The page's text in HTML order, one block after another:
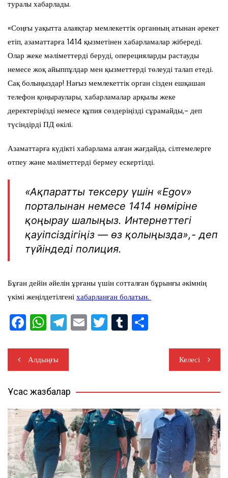
туралы хабарлады.
«Соңғы уақытта алаяқтар мемлекеттік органның атынан әрекет
етіп, азаматтарға 1414 қызметінен хабарламалар жібереді.
Олар жеке мәліметтерді беруді, оперецияларды растауды
немесе жоқ айыппұлдар мен қызметтерді төлеуді талап етеді.
Сақ болыңыздар! Нағыз мемлекеттік орган сізден ешқашан
телефон қоңыраулары, хабарламалар арқылы жеке
деректеріңізді немесе құпия сөздеріңізді сұрамайды,- деп
түсіндірді ПД өкілі.
Азаматтарға күдікті хабарлама алған жағдайда, сілтемелерге
өтпеу және мәліметтерді бермеу ескертілді.
«Ақпаратты тексеру үшін «Egov»
порталынан немесе 1414 нөміріне
қоңырау шалыңыз. Интернеттегі
қауіпсіздігіңіз — өз қолыңызда»,- деп
түйіндеді полиция.
Бұған дейін әйелін ұрғаны үшін сотталған бұрынғы әкімнің
үкімі жеңілдетілгені хабарланған болатын.
F
c
e
b
o
o
k
W
at
s
A
p
p
T
e
gr
a
m
E T T
r
Жазба
навигациясы
Алдыңғы Келесі
Ұқсас жазбалар